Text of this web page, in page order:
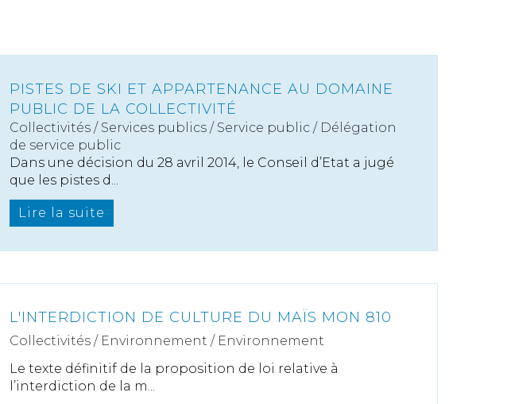
PISTES DE SKI ET APPARTENANCE AU DOMAINE
PUBLIC DE LA COLLECTIVITÉ
Collectivités / Services publics / Service public / Délégation
de service public
Dans une décision du 28 avril 2014, le Conseil d’Etat a jugé
que les pistes d...
Lire la suite
L'INTERDICTION DE CULTURE DU MAÏS MON 810
Collectivités / Environnement / Environnement
Le texte définitif de la proposition de loi relative à
l’interdiction de la m...